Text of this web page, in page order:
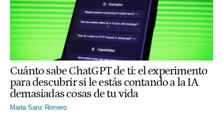
Cuánto sabe ChatGPT de ti: el experimento
para descubrir si le estás contando a la IA
demasiadas cosas de tu vida
Marta Sanz Romero